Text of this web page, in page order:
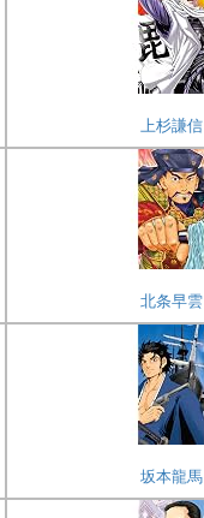
上杉謙信
北条早雲
坂本龍馬